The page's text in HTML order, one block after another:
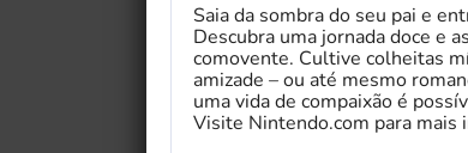
Saia da sombra do seu pai e
Descubra uma jornada doce e
comovente. Cultive colheitas
amizade – ou até mesmo
uma vida de compaixão é
Visite Nintendo.com para mais